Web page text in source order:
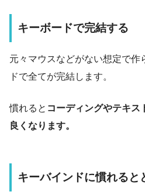
キーボードで完結する
元々マウスなどがない想定で作
ドで全てが完結します。
慣れると コーディングやテキス
良くなります。
キーバインドに慣れると